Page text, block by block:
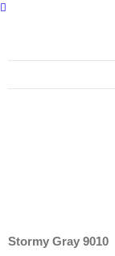
Skip
Stormy Gray 9010